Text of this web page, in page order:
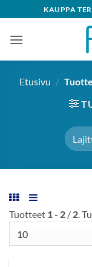
to
content
KAUPPA
Etusivu /
Tuotteet 1 - 2 / 2.